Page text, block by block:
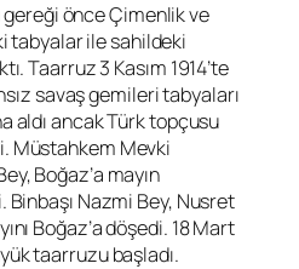
önce Çimenlik ve
tabyalar ile sahildeki
Taarruz 3 Kasım 1914’te
savaş gemileri tabyaları
aldı ancak Türk topçusu
Müstahkem Mevki
Boğaz’a mayın
Nazmi Bey, Nusret
Boğaz’a döşedi. 18 Mart
taarruzu başladı.